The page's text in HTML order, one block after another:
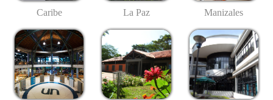
Caribe La Paz Manizales